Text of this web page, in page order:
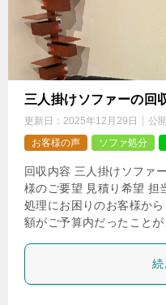
三人掛けソファーの
更新日： 2025年12月29日 公
お客様の声
ソファ処分
回収内容 三人掛けソファ
様のご要望 見積り希望 担
処理にお困りのお客様か
額がご予算内だったこと
続